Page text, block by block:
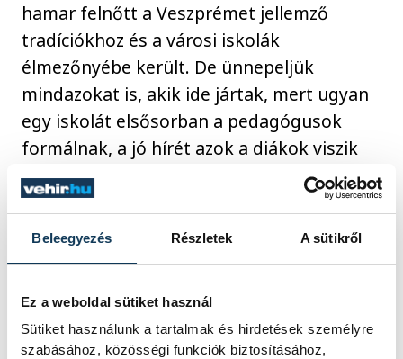
Beleegyezés Részletek A sütikről
Ez a weboldal sütiket használ
Sütiket használunk a tartalmak és hirdetések személyre
szabásához, közösségi funkciók biztosításához,
hamar felnőtt a Veszprémet jellemző
tradíciókhoz és a városi iskolák
élmezőnyébe került. De ünnepeljük
mindazokat is, akik ide jártak, mert ugyan
egy iskolát elsősorban a pedagógusok
formálnak, a jó hírét azok a diákok viszik
tovább, akik a mai napig büszkén vallják,
itt tanultak. És persze ünnepeljük a jelent
és a jövőt is, hiszen egy gálaműsor mindig
a családtagoknak is erőt ad, hogy jó szívvel
engedjék el csemetéiket.